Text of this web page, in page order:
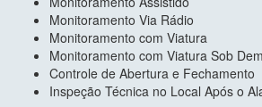
Monitoramento Via Rádio
Monitoramento com Viatura
Monitoramento com Viatura Sob
Controle de Abertura e Fechamento
Inspeção Técnica no Local Após o